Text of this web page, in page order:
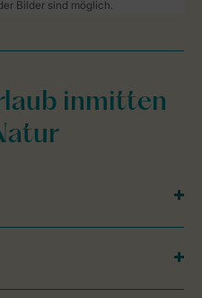
Bilder sind möglich.
inmitten